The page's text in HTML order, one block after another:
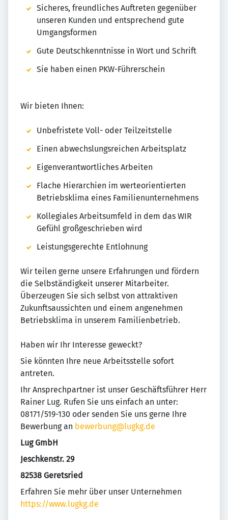
Sicheres, freundliches Auftreten gegenüber
unseren Kunden und entsprechend gute
Umgangsformen
Gute Deutschkenntnisse in Wort und Schrift
Sie haben einen PKW-Führerschein
Wir bieten Ihnen:
Unbefristete Voll- oder Teilzeitstelle
Einen abwechslungsreichen Arbeitsplatz
Eigenverantwortliches Arbeiten
Flache Hierarchien im werteorientierten
Betriebsklima eines Familienunternehmens
Kollegiales Arbeitsumfeld in dem das WIR
Gefühl großgeschrieben wird
Leistungsgerechte Entlohnung
Wir teilen gerne unsere Erfahrungen und fördern
die Selbständigkeit unserer Mitarbeiter.
Überzeugen Sie sich selbst von attraktiven
Zukunftsaussichten und einem angenehmen
Betriebsklima in unserem Familienbetrieb.
Haben wir Ihr Interesse geweckt?
Sie könnten Ihre neue Arbeitsstelle sofort
antreten.
Ihr Ansprechpartner ist unser Geschäftsführer Herr
Rainer Lug. Rufen Sie uns einfach an unter:
08171/519-130 oder senden Sie uns gerne Ihre
Bewerbung an bewerbung@lugkg.de
Lug GmbH
Jeschkenstr. 29
82538 Geretsried
Erfahren Sie mehr über unser Unternehmen
https://www.lugkg.de